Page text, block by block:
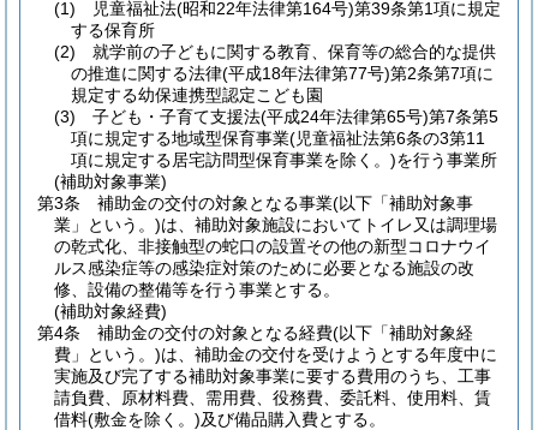
(1)
児童福祉法(昭和22年法律第164号)第39条第1項に規定
する保育所
(2)
就学前の子どもに関する教育、保育等の総合的な提供
の推進に関する法律(平成18年法律第77号)第2条第7項に
規定する幼保連携型認定こども園
(3)
子ども・子育て支援法(平成24年法律第65号)第7条第5
項に規定する地域型保育事業(児童福祉法第6条の3第11
項に規定する居宅訪問型保育事業を除く。)を行う事業所
(補助対象事業)
第3条
補助金の交付の対象となる事業(以下「補助対象事
業」という。)は、補助対象施設においてトイレ又は調理場
の乾式化、非接触型の蛇口の設置その他の新型コロナウイ
ルス感染症等の感染症対策のために必要となる施設の改
修、設備の整備等を行う事業とする。
(補助対象経費)
第4条
補助金の交付の対象となる経費(以下「補助対象経
費」という。)は、補助金の交付を受けようとする年度中に
実施及び完了する補助対象事業に要する費用のうち、工事
請負費、原材料費、需用費、役務費、委託料、使用料、賃
借料(敷金を除く。)及び備品購入費とする。